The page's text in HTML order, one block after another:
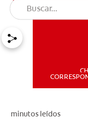
minutos leídos